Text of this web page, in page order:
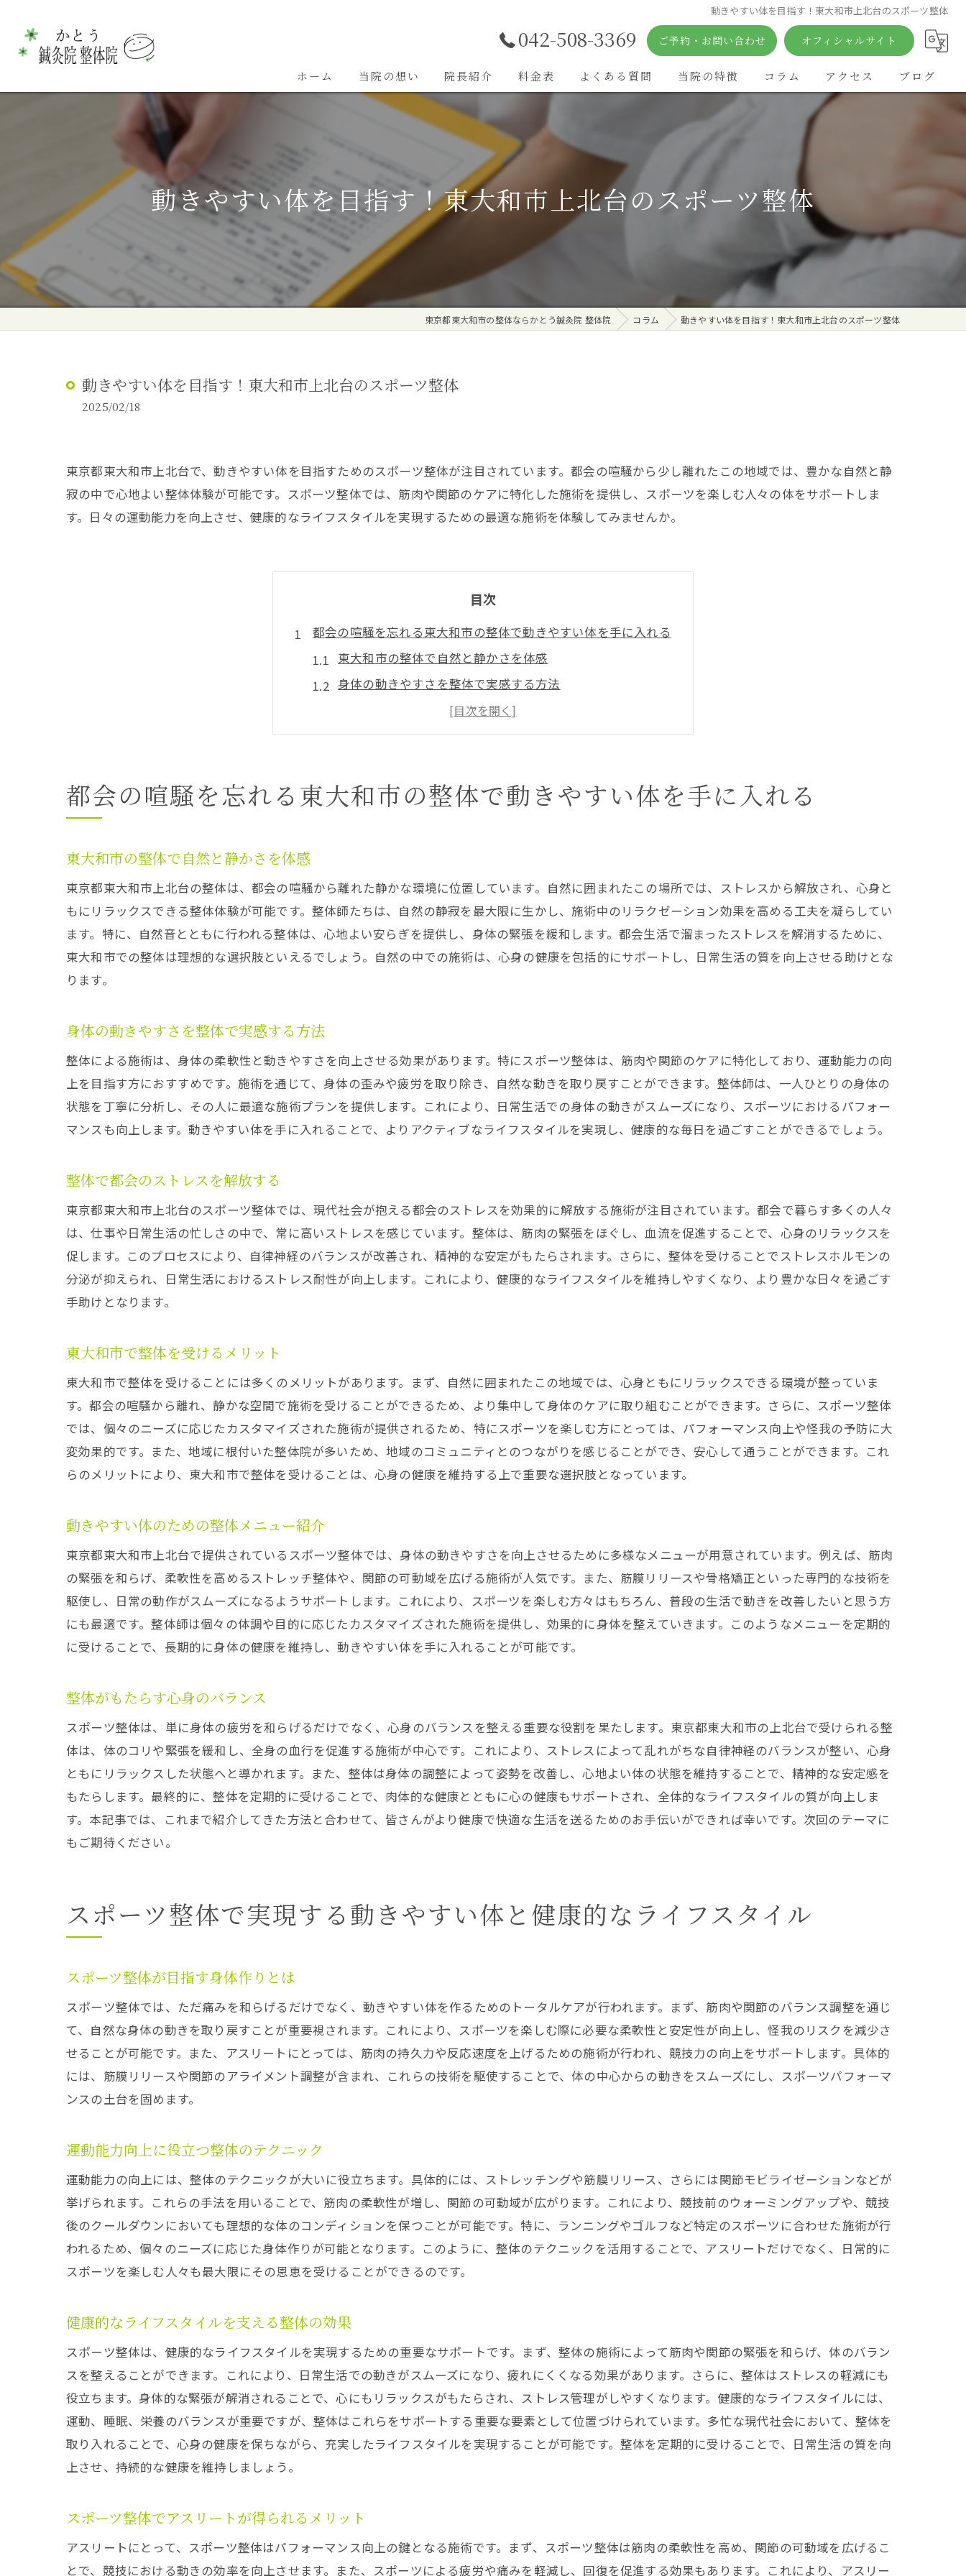
動きやすい体を目指す！東大和市上北台のスポーツ整体
042-508-3369 ご予約・お問い合わせ オフィシャルサイト
ホーム 当院の想い 院長紹介 料金表 よくある質問 当院の特徴
矯正
鍼灸
カイロプラクティック
コラム アクセス ブログ
動きやすい体を目指す！東大和市上北台のスポーツ整体
東京都東大和市の整体ならかとう鍼灸院 整体院 コラム 動きやすい体を目指す！東大和市上北台のスポーツ整体
動きやすい体を目指す！東大和市上北台のスポーツ整体
2025/02/18
東京都東大和市上北台で、動きやすい体を目指すためのスポーツ整体が注目されています。都会の喧騒から少し離れたこの地域では、豊かな自然と静
寂の中で心地よい整体体験が可能です。スポーツ整体では、筋肉や関節のケアに特化した施術を提供し、スポーツを楽しむ人々の体をサポートしま
す。日々の運動能力を向上させ、健康的なライフスタイルを実現するための最適な施術を体験してみませんか。
目次
都会の喧騒を忘れる東大和市の整体で動きやすい体を手に入れる
東大和市の整体で自然と静かさを体感
身体の動きやすさを整体で実感する方法
整体で都会のストレスを解放する
東大和市で整体を受けるメリット
整体がもたらす心身のバランス
スポーツ整体で実現する動きやすい体と健康的なライフスタイル
健康的なライフスタイルを支える整体の効果
スポーツ整体でアスリートが得られるメリット
日常生活で活かせるスポーツ整体の知識
スポーツ整体が提供する長期的な健康改善
自然と調和した整体体験の魅力
リラックスできる空間での整体の重要性
自然の中で整体を受けるメリット
筋肉の健康維持に必要な整体アプローチ
関節の柔軟性を高める整体施術法
整体で毎日の動きをスムーズにする
筋肉疲労を整体で解消する方法
スポーツを楽しむための身体準備と整体
パフォーマンスを支える整体の秘訣
スポーツ愛好者向けの整体の重要性
整体で競技力を高める方法
傷害予防に役立つ整体の役割
東大和市の整体で心身のリラクゼーションと健康促進を
整体がもたらす心身のリラクゼーション効果
東大和市で整体を受けることで得られる健康効果
ストレス解消に役立つ整体施術法
心と身体を癒す整体の魅力
都市近郊で味わう整体の魅力と動きやすい体作り
都市近郊で整体を受ける利点
整体で動きやすい体を作る方法
都市部のストレスを整体でリフレッシュ
動きやすい体を目指す整体アプローチ
スポーツ整体が提供する東大和市のユニークな健康体験
東大和市で体験するスポーツ整体の特徴
スポーツ整体で得られる特別な体験
健康維持に最適なスポーツ整体の提案
スポーツ整体がもたらす新しい健康習慣
都会の喧騒を忘れる東大和市の整体で動きやすい体を手に入れる
東大和市の整体で自然と静かさを体感
東京都東大和市上北台の整体は、都会の喧騒から離れた静かな環境に位置しています。自然に囲まれたこの場所では、ストレスから解放され、心身と
もにリラックスできる整体体験が可能です。整体師たちは、自然の静寂を最大限に生かし、施術中のリラクゼーション効果を高める工夫を凝らしてい
ます。特に、自然音とともに行われる整体は、心地よい安らぎを提供し、身体の緊張を緩和します。都会生活で溜まったストレスを解消するために、
東大和市での整体は理想的な選択肢といえるでしょう。自然の中での施術は、心身の健康を包括的にサポートし、日常生活の質を向上させる助けとな
ります。
身体の動きやすさを整体で実感する方法
整体による施術は、身体の柔軟性と動きやすさを向上させる効果があります。特にスポーツ整体は、筋肉や関節のケアに特化しており、運動能力の向
上を目指す方におすすめです。施術を通じて、身体の歪みや疲労を取り除き、自然な動きを取り戻すことができます。整体師は、一人ひとりの身体の
状態を丁寧に分析し、その人に最適な施術プランを提供します。これにより、日常生活での身体の動きがスムーズになり、スポーツにおけるパフォー
マンスも向上します。動きやすい体を手に入れることで、よりアクティブなライフスタイルを実現し、健康的な毎日を過ごすことができるでしょう。
整体で都会のストレスを解放する
東京都東大和市上北台のスポーツ整体では、現代社会が抱える都会のストレスを効果的に解放する施術が注目されています。都会で暮らす多くの人々
は、仕事や日常生活の忙しさの中で、常に高いストレスを感じています。整体は、筋肉の緊張をほぐし、血流を促進することで、心身のリラックスを
促します。このプロセスにより、自律神経のバランスが改善され、精神的な安定がもたらされます。さらに、整体を受けることでストレスホルモンの
分泌が抑えられ、日常生活におけるストレス耐性が向上します。これにより、健康的なライフスタイルを維持しやすくなり、より豊かな日々を過ごす
手助けとなります。
東大和市で整体を受けるメリット
東大和市で整体を受けることには多くのメリットがあります。まず、自然に囲まれたこの地域では、心身ともにリラックスできる環境が整っていま
す。都会の喧騒から離れ、静かな空間で施術を受けることができるため、より集中して身体のケアに取り組むことができます。さらに、スポーツ整体
では、個々のニーズに応じたカスタマイズされた施術が提供されるため、特にスポーツを楽しむ方にとっては、パフォーマンス向上や怪我の予防に大
変効果的です。また、地域に根付いた整体院が多いため、地域のコミュニティとのつながりを感じることができ、安心して通うことができます。これ
らのメリットにより、東大和市で整体を受けることは、心身の健康を維持する上で重要な選択肢となっています。
動きやすい体のための整体メニュー紹介
東京都東大和市上北台で提供されているスポーツ整体では、身体の動きやすさを向上させるために多様なメニューが用意されています。例えば、筋肉
の緊張を和らげ、柔軟性を高めるストレッチ整体や、関節の可動域を広げる施術が人気です。また、筋膜リリースや骨格矯正といった専門的な技術を
駆使し、日常の動作がスムーズになるようサポートします。これにより、スポーツを楽しむ方々はもちろん、普段の生活で動きを改善したいと思う方
にも最適です。整体師は個々の体調や目的に応じたカスタマイズされた施術を提供し、効果的に身体を整えていきます。このようなメニューを定期的
に受けることで、長期的に身体の健康を維持し、動きやすい体を手に入れることが可能です。
整体がもたらす心身のバランス
スポーツ整体は、単に身体の疲労を和らげるだけでなく、心身のバランスを整える重要な役割を果たします。東京都東大和市の上北台で受けられる整
体は、体のコリや緊張を緩和し、全身の血行を促進する施術が中心です。これにより、ストレスによって乱れがちな自律神経のバランスが整い、心身
ともにリラックスした状態へと導かれます。また、整体は身体の調整によって姿勢を改善し、心地よい体の状態を維持することで、精神的な安定感を
もたらします。最終的に、整体を定期的に受けることで、肉体的な健康とともに心の健康もサポートされ、全体的なライフスタイルの質が向上しま
す。本記事では、これまで紹介してきた方法と合わせて、皆さんがより健康で快適な生活を送るためのお手伝いができれば幸いです。次回のテーマに
もご期待ください。
スポーツ整体で実現する動きやすい体と健康的なライフスタイル
スポーツ整体が目指す身体作りとは
スポーツ整体では、ただ痛みを和らげるだけでなく、動きやすい体を作るためのトータルケアが行われます。まず、筋肉や関節のバランス調整を通じ
て、自然な身体の動きを取り戻すことが重要視されます。これにより、スポーツを楽しむ際に必要な柔軟性と安定性が向上し、怪我のリスクを減少さ
せることが可能です。また、アスリートにとっては、筋肉の持久力や反応速度を上げるための施術が行われ、競技力の向上をサポートします。具体的
には、筋膜リリースや関節のアライメント調整が含まれ、これらの技術を駆使することで、体の中心からの動きをスムーズにし、スポーツパフォーマ
ンスの土台を固めます。
運動能力向上に役立つ整体のテクニック
運動能力の向上には、整体のテクニックが大いに役立ちます。具体的には、ストレッチングや筋膜リリース、さらには関節モビライゼーションなどが
挙げられます。これらの手法を用いることで、筋肉の柔軟性が増し、関節の可動域が広がります。これにより、競技前のウォーミングアップや、競技
後のクールダウンにおいても理想的な体のコンディションを保つことが可能です。特に、ランニングやゴルフなど特定のスポーツに合わせた施術が行
われるため、個々のニーズに応じた身体作りが可能となります。このように、整体のテクニックを活用することで、アスリートだけでなく、日常的に
スポーツを楽しむ人々も最大限にその恩恵を受けることができるのです。
健康的なライフスタイルを支える整体の効果
スポーツ整体は、健康的なライフスタイルを実現するための重要なサポートです。まず、整体の施術によって筋肉や関節の緊張を和らげ、体のバラン
スを整えることができます。これにより、日常生活での動きがスムーズになり、疲れにくくなる効果があります。さらに、整体はストレスの軽減にも
役立ちます。身体的な緊張が解消されることで、心にもリラックスがもたらされ、ストレス管理がしやすくなります。健康的なライフスタイルには、
運動、睡眠、栄養のバランスが重要ですが、整体はこれらをサポートする重要な要素として位置づけられています。多忙な現代社会において、整体を
取り入れることで、心身の健康を保ちながら、充実したライフスタイルを実現することが可能です。整体を定期的に受けることで、日常生活の質を向
上させ、持続的な健康を維持しましょう。
スポーツ整体でアスリートが得られるメリット
アスリートにとって、スポーツ整体はパフォーマンス向上の鍵となる施術です。まず、スポーツ整体は筋肉の柔軟性を高め、関節の可動域を広げるこ
とで、競技における動きの効率を向上させます。また、スポーツによる疲労や痛みを軽減し、回復を促進する効果もあります。これにより、アスリー